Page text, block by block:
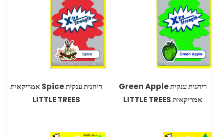
ריחנית ענקית Green Apple
אמריקאית LITTLE TREES
ריחנית ענקית Spice אמריקאית
LITTLE TREES